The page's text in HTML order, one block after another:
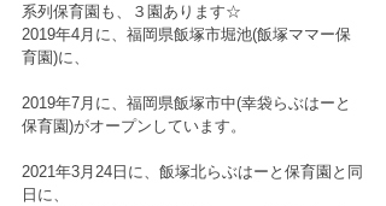
系列保育園も、３園あります☆
2019年4月に、福岡県飯塚市堀池(飯塚ママー保
育園)に、
2019年7月に、福岡県飯塚市中(幸袋らぶはーと
保育園)がオープンしています。
2021年3月24日に、飯塚北らぶはーと保育園と同
日に、